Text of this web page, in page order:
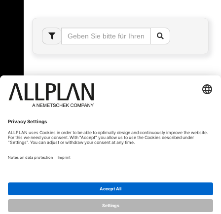
Fehler!
Bitte melden Sie sich an, um dieses Thema sehen
zu können.
© ALLPLAN Schweiz AG ALLPLAN ist Teil derNemetschek Group